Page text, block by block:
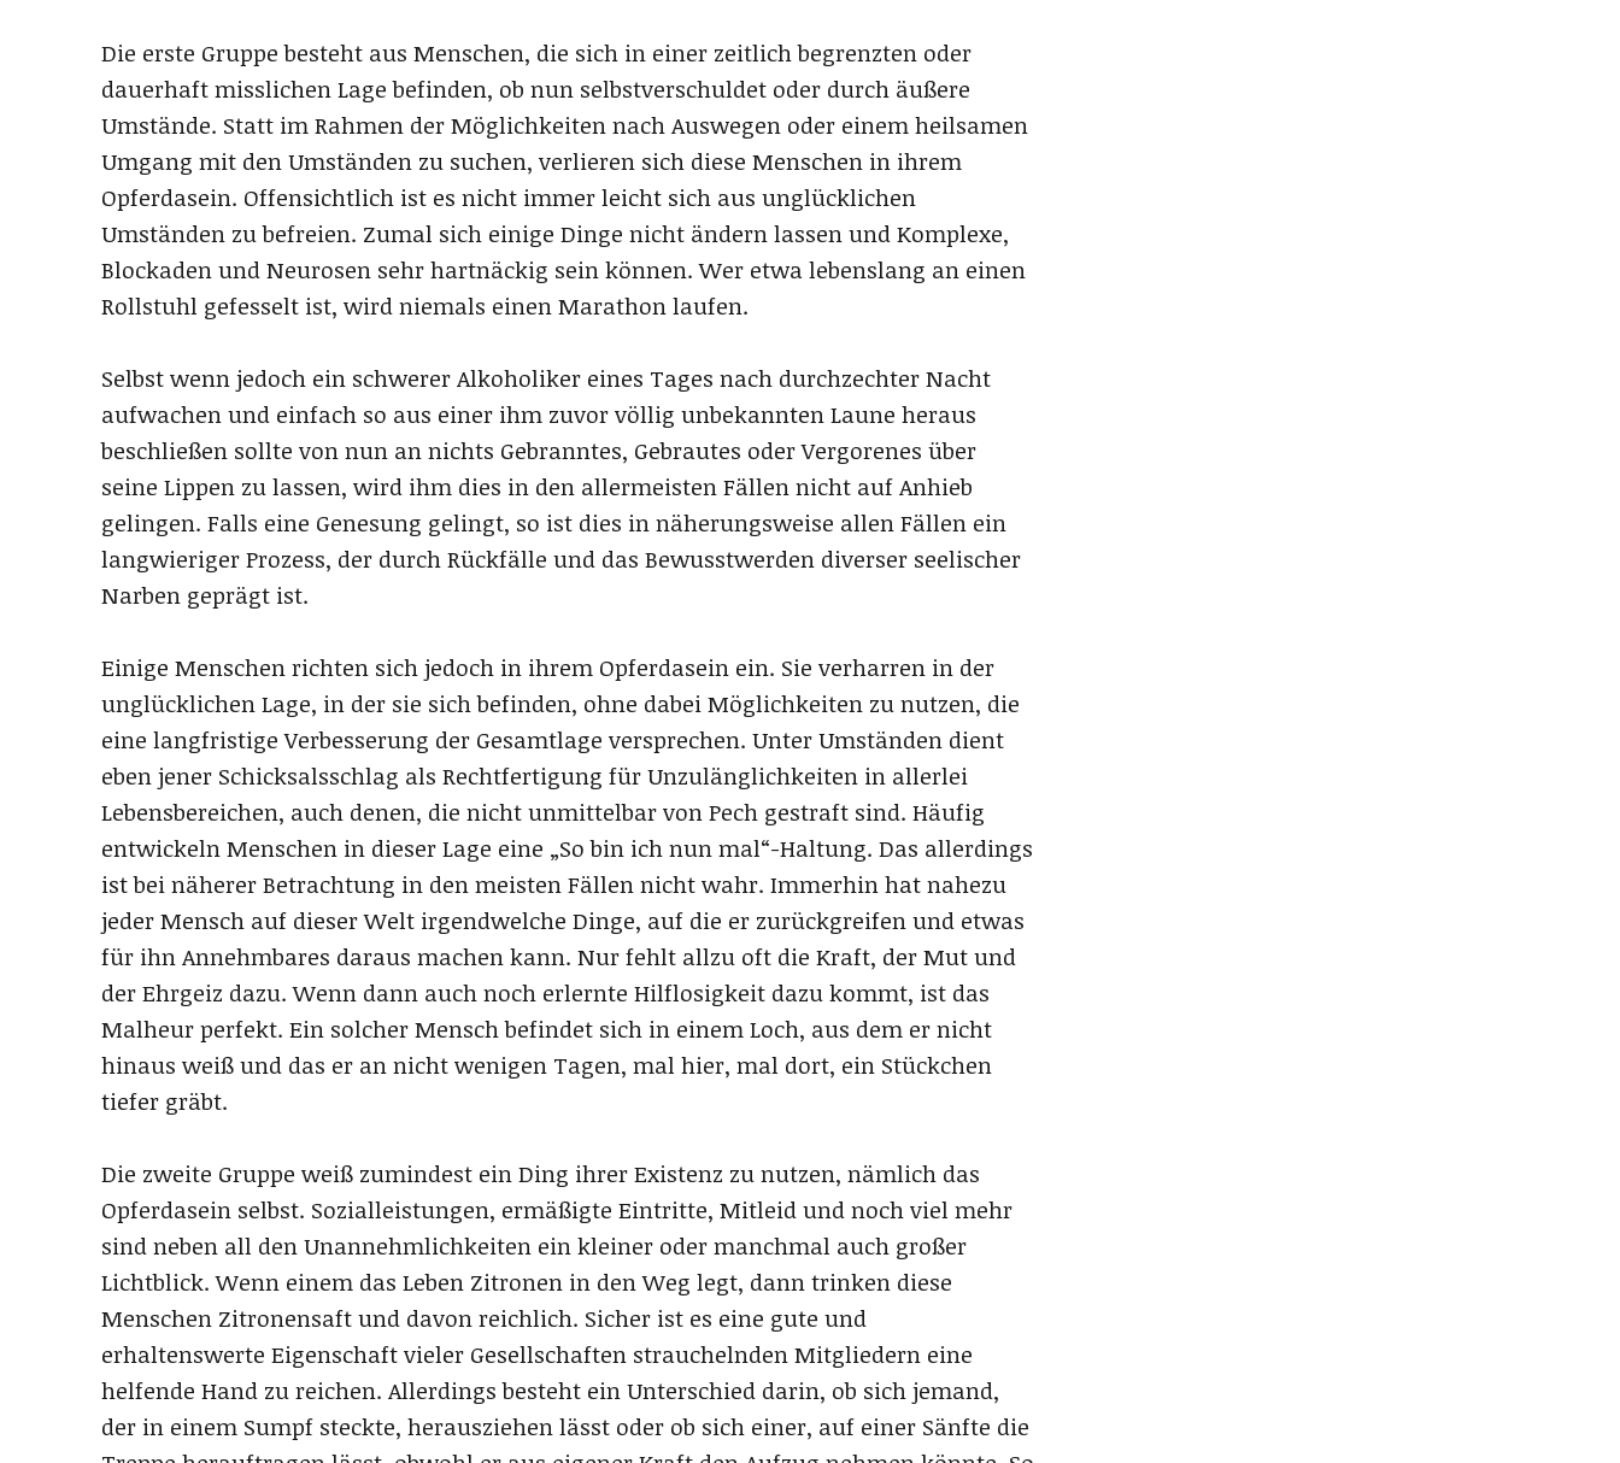
Die erste Gruppe besteht aus Menschen, die sich in einer zeitlich begrenzten oder
dauerhaft misslichen Lage befinden, ob nun selbstverschuldet oder durch äußere
Umstände. Statt im Rahmen der Möglichkeiten nach Auswegen oder einem heilsamen
Umgang mit den Umständen zu suchen, verlieren sich diese Menschen in ihrem
Opferdasein. Offensichtlich ist es nicht immer leicht sich aus unglücklichen
Umständen zu befreien. Zumal sich einige Dinge nicht ändern lassen und Komplexe,
Blockaden und Neurosen sehr hartnäckig sein können. Wer etwa lebenslang an einen
Rollstuhl gefesselt ist, wird niemals einen Marathon laufen.
Selbst wenn jedoch ein schwerer Alkoholiker eines Tages nach durchzechter Nacht
aufwachen und einfach so aus einer ihm zuvor völlig unbekannten Laune heraus
beschließen sollte von nun an nichts Gebranntes, Gebrautes oder Vergorenes über
seine Lippen zu lassen, wird ihm dies in den allermeisten Fällen nicht auf Anhieb
gelingen. Falls eine Genesung gelingt, so ist dies in näherungsweise allen Fällen ein
langwieriger Prozess, der durch Rückfälle und das Bewusstwerden diverser seelischer
Narben geprägt ist.
Einige Menschen richten sich jedoch in ihrem Opferdasein ein. Sie verharren in der
unglücklichen Lage, in der sie sich befinden, ohne dabei Möglichkeiten zu nutzen, die
eine langfristige Verbesserung der Gesamtlage versprechen. Unter Umständen dient
eben jener Schicksalsschlag als Rechtfertigung für Unzulänglichkeiten in allerlei
Lebensbereichen, auch denen, die nicht unmittelbar von Pech gestraft sind. Häufig
entwickeln Menschen in dieser Lage eine „So bin ich nun mal“-Haltung. Das allerdings
ist bei näherer Betrachtung in den meisten Fällen nicht wahr. Immerhin hat nahezu
jeder Mensch auf dieser Welt irgendwelche Dinge, auf die er zurückgreifen und etwas
für ihn Annehmbares daraus machen kann. Nur fehlt allzu oft die Kraft, der Mut und
der Ehrgeiz dazu. Wenn dann auch noch erlernte Hilflosigkeit dazu kommt, ist das
Malheur perfekt. Ein solcher Mensch befindet sich in einem Loch, aus dem er nicht
hinaus weiß und das er an nicht wenigen Tagen, mal hier, mal dort, ein Stückchen
tiefer gräbt.
Die zweite Gruppe weiß zumindest ein Ding ihrer Existenz zu nutzen, nämlich das
Opferdasein selbst. Sozialleistungen, ermäßigte Eintritte, Mitleid und noch viel mehr
sind neben all den Unannehmlichkeiten ein kleiner oder manchmal auch großer
Lichtblick. Wenn einem das Leben Zitronen in den Weg legt, dann trinken diese
Menschen Zitronensaft und davon reichlich. Sicher ist es eine gute und
erhaltenswerte Eigenschaft vieler Gesellschaften strauchelnden Mitgliedern eine
helfende Hand zu reichen. Allerdings besteht ein Unterschied darin, ob sich jemand,
der in einem Sumpf steckte, herausziehen lässt oder ob sich einer, auf einer Sänfte die